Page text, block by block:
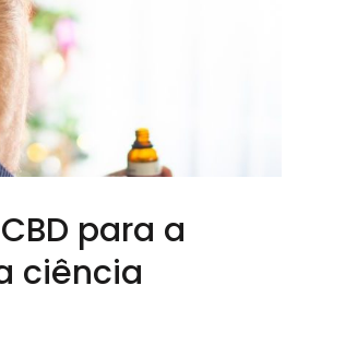
para a
ciência